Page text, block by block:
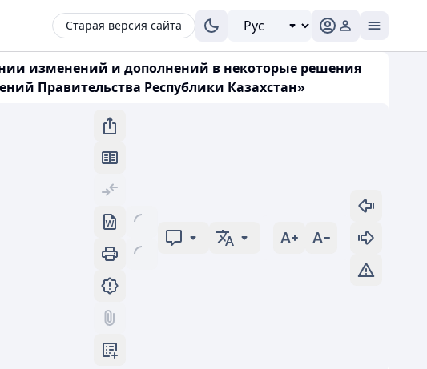
Старая версия сайта
изменений и дополнений в некоторые решения
Правительства Республики Казахстан»